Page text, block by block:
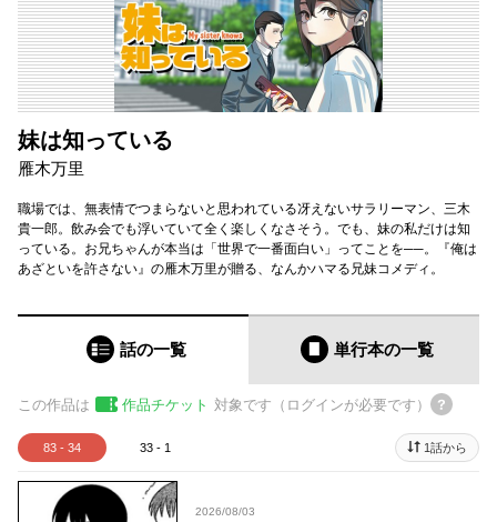
妹は知っている
雁木万里
職場では、無表情でつまらないと思われている冴えないサラリーマン、三木
貴一郎。飲み会でも浮いていて全く楽しくなさそう。でも、妹の私だけは知
っている。お兄ちゃんが本当は「世界で一番面白い」ってことを──。『俺は
あざといを許さない』の雁木万里が贈る、なんかハマる兄妹コメディ。
話の一覧 単行本の一覧
この作品は 作品チケット 対象です（ログインが必要です）
83 - 34 33 - 1 1話から
2026/08/03